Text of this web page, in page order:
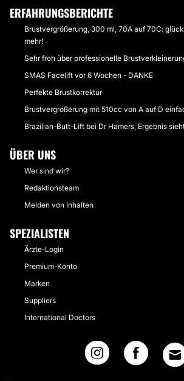
ERFAHRUNGSBERICHTE
Brustvergrößerung, 300 ml, 70A auf 70C:
mehr!
Sehr froh über professionelle
SMAS Facelift vor 6 Wochen - DANKE
Perfekte Brustkorrektur
Brustvergrößerung mit 510cc von A auf D
Brazilian-Butt-Lift bei Dr Hamers, Ergebnis
ÜBER UNS
Wer sind wir?
Redaktionsteam
Melden von Inhalten
SPEZIALISTEN
Ärzte-Login
Premium-Konto
Marken
Suppliers
International Doctors